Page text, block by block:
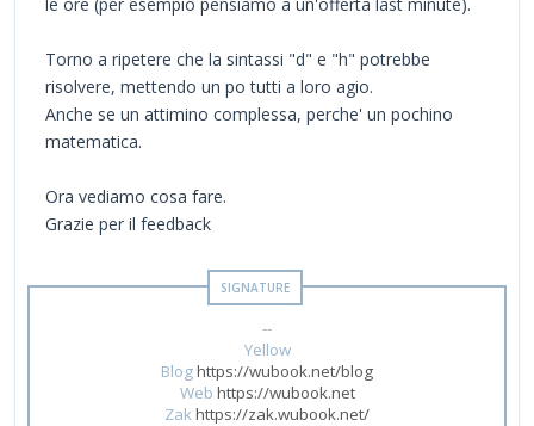
Torno a ripetere che la sintassi "d" e "h" potrebbe
risolvere, mettendo un po tutti a loro agio.
Anche se un attimino complessa, perche' un pochino
matematica.
Ora vediamo cosa fare.
Grazie per il feedback
--
Yellow
Bloghttps://wubook.net/blog
Web https://wubook.net
Zakhttps://zak.wubook.net/